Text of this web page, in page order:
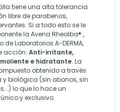
tiene una alta tolerancia
libre de parabenos,
Si a todo esto se le
la Avena Rhealba® ,
Laboratorios A-DERMA,
acción: Anti-irritante,
e hidratante. La
obtenido a través
biológica (sin abonos, sin
lo que lo hace un
y exclusivo.